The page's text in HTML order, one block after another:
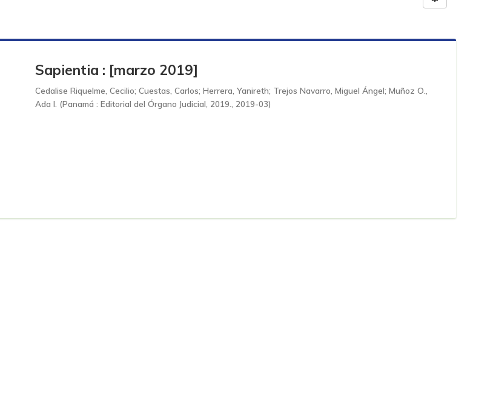
Sapientia : [marzo 2019]
Cedalise Riquelme, Cecilio;Cuestas, Carlos;Herrera, Yanireth; Trejos Navarro, Miguel Ángel;Muñoz O.,
Ada I. (Panamá : Editorial del Órgano Judicial, 2019. 2019-03)